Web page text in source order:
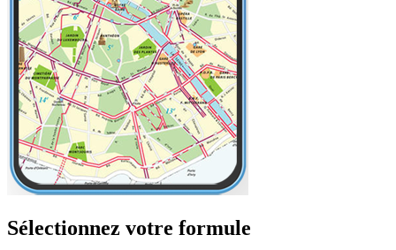
Sélectionnez votre formule